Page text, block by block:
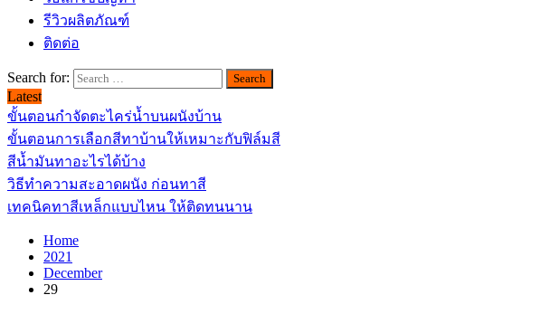
รีวิวผลิตภัณฑ์
ติดต่อ
Search for:
Latest
ขั้นตอนกำจัดตะไคร่น้ำบนผนังบ้าน
ขั้นตอนการเลือกสีทาบ้านให้เหมาะกับฟิล์มสี
สีน้ำมันทาอะไรได้บ้าง
วิธีทำความสะอาดผนัง ก่อนทาสี
เทคนิคทาสีเหล็กแบบไหน ให้ติดทนนาน
Home
2021
December
29